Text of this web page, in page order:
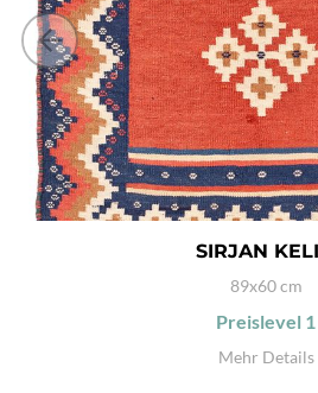
SIRJAN
89x60 cm
Preislevel 1
Mehr Details